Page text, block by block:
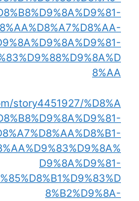
8%AA
story4451927/%D8%A
D9%8A%D9%81-
8%B2%D9%8A-